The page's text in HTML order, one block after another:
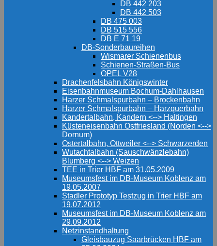
DB 442 203
DB 442 503
DB 475 003
DB 515 556
DB E 71 19
DB-Sonderbaureihen
Wismarer Schienenbus
Schienen-Straßen-Bus
OPEL V28
Drachenfelsbahn Königswinter
Eisenbahnmuseum Bochum-Dahlhausen
Harzer Schmalspurbahn – Brockenbahn
Harzer Schmalspurbahn – Harzquerbahn
Kandertalbahn, Kandern <--> Haltingen
Küsteneisenbahn Ostfriesland (Norden <-->
Dornum)
Ostertalbahn, Ottweiler <--> Schwarzerden
Wutachtalbahn (Sauschwänzlebahn)
Blumberg <--> Weizen
TEE in Trier HBF am 31.05.2009
Museumsfest im DB-Museum Koblenz am
19.05.2007
Stadler Prototyp Testzug in Trier HBF am
19.07.2012
Museumsfest im DB-Museum Koblenz am
29.09.2012
Netzinstandhaltung
Gleisbauzug Saarbrücken HBF am